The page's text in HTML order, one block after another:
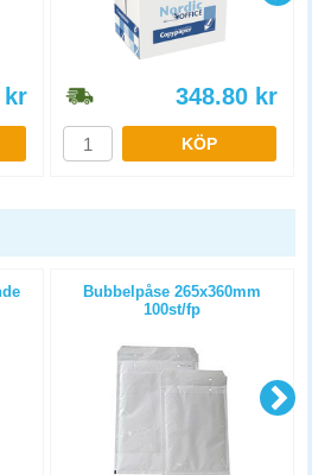
kr 348.80 kr
KÖP
Bubbelpåse 265x360mm
100st/fp